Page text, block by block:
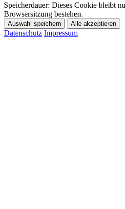
Speicherdauer: Dieses Cookie bleibt
Browsersitzung bestehen.
Auswahl speichern Alle akzeptieren
Datenschutz Impressum